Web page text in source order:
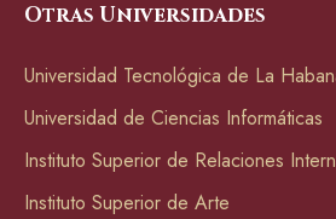
Otras Universidades
Universidad Tecnológica de La
Universidad de Ciencias Informáticas
Instituto Superior de Relaciones
Instituto Superior de Arte